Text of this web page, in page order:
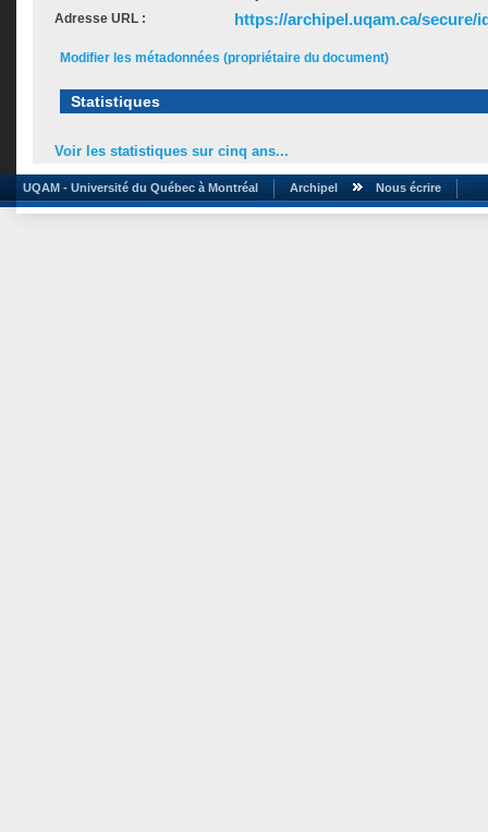
Adresse URL : https://archipel.uqam.ca/secure/
Modifier les métadonnées (propriétaire du document)
Statistiques
Voir les statistiques sur cinq ans...
UQAM - Université du Québec à Montréal Archipel Nous écrire